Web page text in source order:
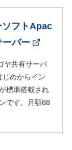
ソフトApac
ーバー
ヤ共有サーバ
じめからイン
標準搭載され
です。月額88